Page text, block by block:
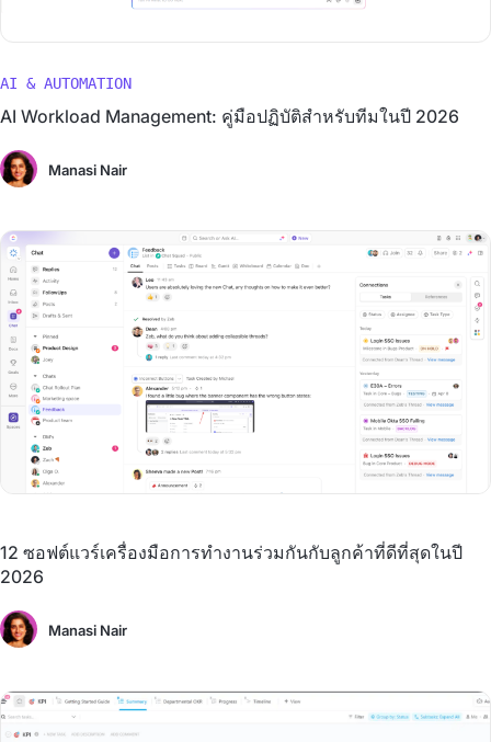
AI & AUTOMATION
AI Workload Management: คู่มือปฏิบัติสำหรับทีมในปี 2026
Manasi Nair
12 ซอฟต์แวร์เครื่องมือการทำงานร่วมกันกับลูกค้าที่ดีที่สุดในปี
2026
Manasi Nair